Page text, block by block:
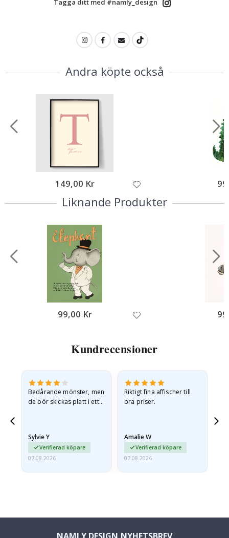
Tagga ditt med #namly_design
Andra köpte också
149,00 Kr
Liknande Produkter
99,00 Kr
Kundrecensioner
Bedårande mönster, men
de bör skickas platt i ett
Sylvie Y
Verifierad köpare
07.08.2026
Riktigt fina affischer till
bra priser.
Amalie W
Verifierad köpare
07.08.2026